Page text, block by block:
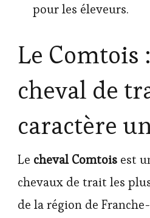
pour les éleveurs.
Le Comtois
cheval de
caractère
Le cheval Comtois est
chevaux de trait les
de la région de